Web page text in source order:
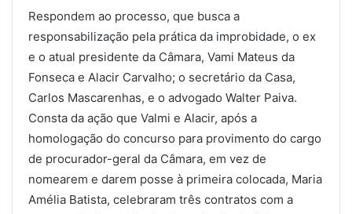
Respondem ao processo, que busca a
responsabilização pela prática da improbidade, o ex
e o atual presidente da Câmara, Vami Mateus da
Fonseca e Alacir Carvalho; o secretário da Casa,
Carlos Mascarenhas, e o advogado Walter Paiva.
Consta da ação que Valmi e Alacir, após a
homologação do concurso para provimento do cargo
de procurador-geral da Câmara, em vez de
nomearem e darem posse à primeira colocada, Maria
Amélia Batista, celebraram três contratos com a